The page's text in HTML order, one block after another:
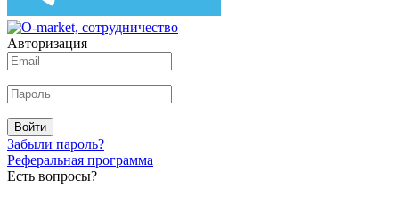
Авторизация
Войти
Забыли пароль?
Реферальная программа
Есть вопросы?